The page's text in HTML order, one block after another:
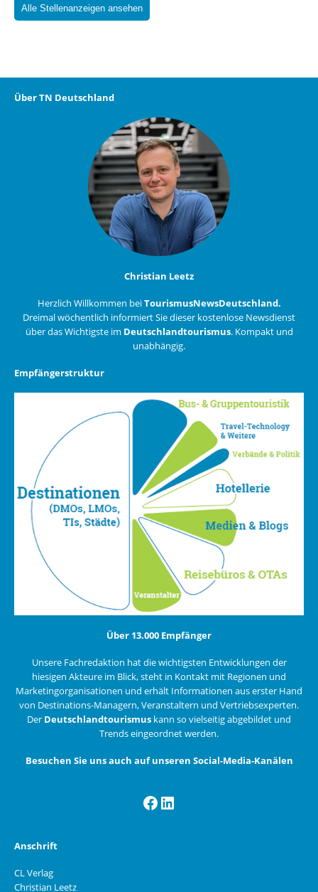
Alle Stellenanzeigen ansehen
Über TN Deutschland
Christian Leetz
Herzlich Willkommen beiTourismusNewsDeutschland.
Dreimal wöchentlich informiert Sie dieser kostenlose Newsdienst
über das Wichtigste im Deutschlandtourismus. Kompakt und
unabhängig.
Empfängerstruktur
Über 13.000 Empfänger
Unsere Fachredaktion hat die wichtigsten Entwicklungen der
hiesigen Akteure im Blick, steht in Kontakt mit Regionen und
Marketingorganisationen und erhält Informationen aus erster Hand
von Destinations-Managern, Veranstaltern und Vertriebsexperten.
Der Deutschlandtourismus kann so vielseitig abgebildet und
Trends eingeordnet werden.
Besuchen Sie uns auch auf unseren Social-Media-Kanälen
Facebook
LinkedIn
Anschrift
CL Verlag
Christian Leetz